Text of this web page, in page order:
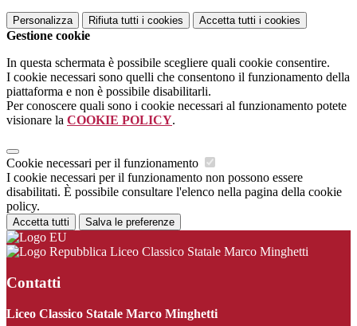
Personalizza Rifiuta tutti i cookies Accetta tutti i cookies
Gestione cookie
In questa schermata è possibile scegliere quali cookie consentire.
I cookie necessari sono quelli che consentono il funzionamento della
piattaforma e non è possibile disabilitarli.
Per conoscere quali sono i cookie necessari al funzionamento potete
visionare la COOKIE POLICY.
Cookie necessari per il funzionamento
I cookie necessari per il funzionamento non possono essere
disabilitati. È possibile consultare l'elenco nella pagina della cookie
policy.
Accetta tutti Salva le preferenze
Liceo Classico Statale Marco Minghetti
Contatti
Liceo Classico Statale Marco Minghetti